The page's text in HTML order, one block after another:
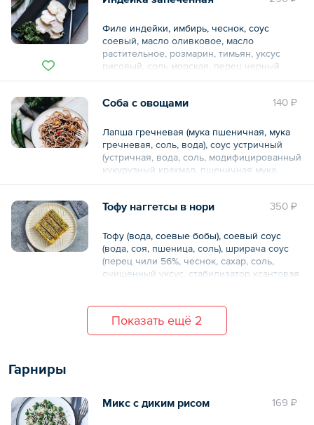
Общий вес – 100 г
Филе индейки, имбирь, чеснок, соус
соевый, масло оливковое, масло
растительное, розмарин, тимьян, уксус
рисовый, соль морская, перец черный
молотый.
140 ₽
Соба с овощами
Лапша гречневая (мука пшеничная, мука
гречневая, соль, вода), соус устричный
(устричная, вода, соль, модифицированный
кукурузный крахмал, пшеничная мука,
краситель Е150а), масло кунжутное, перец
Белки 8.72
Жиры 4.89
Углеводы 45.59
Общий вес – 150 г
350 ₽
Тофу наггетсы в нори
Тофу (вода, соевые бобы), соевый соус
(вода, соя, пшеница, соль), шрирача соус
(перец чили 56%, чеснок, сахар, соль,
очищенный уксус, стабилизатор ксантовая
топинамбурура, масло кунжутное, нори
водоросли, кляр (пшеничная мука,
кукурузный крахмал, соль, рисовая мука,
В порции / упаковке:
Показать ещё 2
Гарниры
169 ₽
Микс с диким рисом